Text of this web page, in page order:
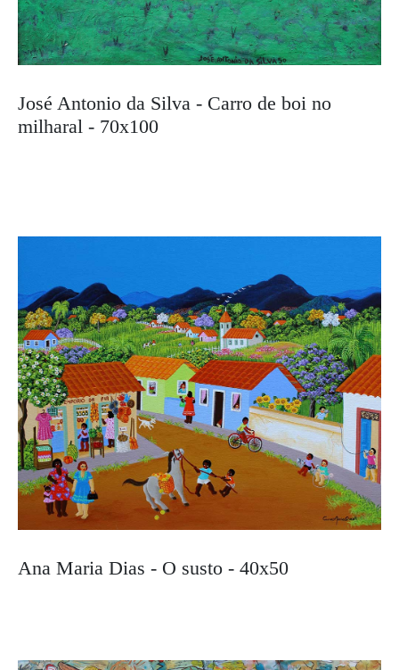
José Antonio da Silva - Carro de boi no
milharal - 70x100
Ana Maria Dias - O susto - 40x50